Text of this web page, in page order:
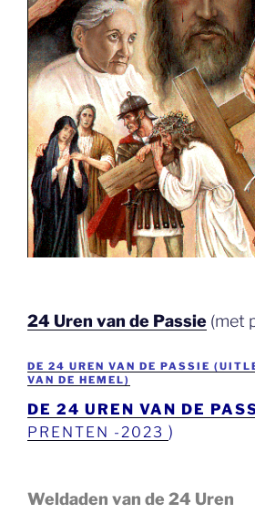
24 Uren van de Passie (met
DE 24 UREN VAN DE PASSIE
VAN DE HEMEL)
DE 24 UREN VAN DE
PRENTEN -2023 )
Weldaden van de 24 Uren